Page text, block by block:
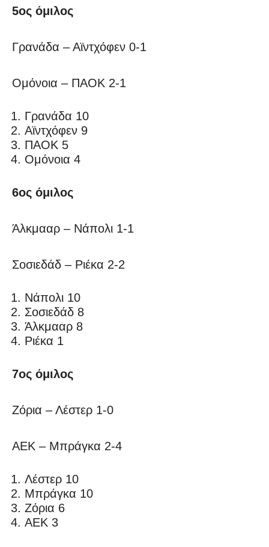
5ος όμιλος
Γρανάδα – Αϊντχόφεν 0-1
Ομόνοια – ΠΑΟΚ 2-1
Γρανάδα 10
Αϊντχόφεν 9
ΠΑΟΚ 5
Ομόνοια 4
6ος όμιλος
Άλκμααρ – Νάπολι 1-1
Σοσιεδάδ – Ριέκα 2-2
Νάπολι 10
Σοσιεδάδ 8
Άλκμααρ 8
Ριέκα 1
7ος όμιλος
Ζόρια – Λέστερ 1-0
ΑΕΚ – Μπράγκα 2-4
Λέστερ 10
Μπράγκα 10
Ζόρια 6
ΑΕΚ 3